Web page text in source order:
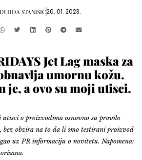
ĐURĐA STANIŠIĆ20. 01. 2023.
Jet Lag maska za
umornu kožu.
je, a ovo su moji utisci.
o proizvodima osnovno su pravilo
bez obzira na to da li smo testirani proizvod
uz PR informaciju o novitetu. Napomena: